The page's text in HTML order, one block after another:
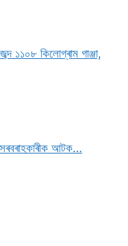
১১০৮ কিলোগ্ৰাম গাঞ্জা,
সৰবৰাহকাৰীক আটক…